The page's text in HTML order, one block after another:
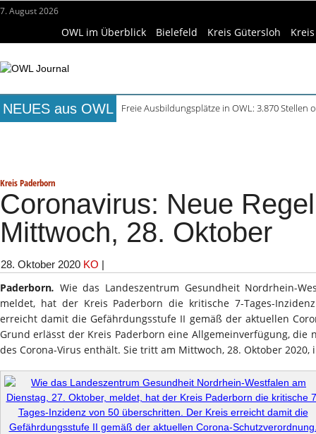
7. August 2026
OWL im Überblick Bielefeld Kreis Gütersloh
NEUES aus OWL
Freie Ausbildungsplätze in OWL: 3.870 Stellen
Kreis Paderborn
Coronavirus: Neue
Mittwoch, 28. Oktober
28. Oktober 2020 KO |
Paderborn. Wie das Landeszentrum Gesundheit Nordrhein-
meldet, hat der Kreis Paderborn die kritische 7-Tages-
erreicht damit die Gefährdungsstufe II gemäß der aktuellen
Grund erlässt der Kreis Paderborn eine Allgemeinverfügung, die
des Corona-Virus enthält. Sie tritt am Mittwoch, 28. Oktober 2020,